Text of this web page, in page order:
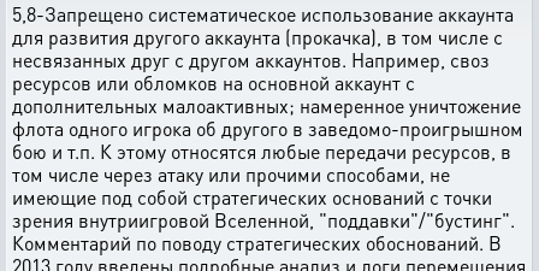
5,8-Запрещено систематическое использование аккаунта
для развития другого аккаунта (прокачка), в том числе с
несвязанных друг с другом аккаунтов. Например, своз
ресурсов или обломков на основной аккаунт с
дополнительных малоактивных; намеренное уничтожение
флота одного игрока об другого в заведомо-проигрышном
бою и т.п. К этому относятся любые передачи ресурсов, в
том числе через атаку или прочими способами, не
имеющие под собой стратегических оснований с точки
зрения внутриигровой Вселенной, "поддавки"/"бустинг".
Комментарий по поводу стратегических обоснований. В
2013 году введены подробные анализ и логи перемещения